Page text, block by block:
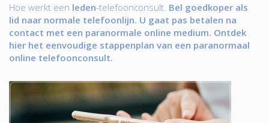
Hoe werkt een leden-telefoonconsult. Bel goedkoper als
lid naar normale telefoonlijn. U gaat pas betalen na
contact met een paranormale online medium. Ontdek
hier het eenvoudige stappenplan van een paranormaal
online telefoonconsult.